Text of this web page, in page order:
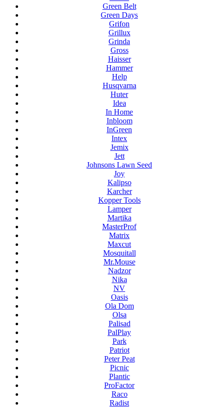
Green Belt
Green Days
Grifon
Grillux
Grinda
Gross
Haisser
Hammer
Help
Husqvarna
Huter
Idea
In Home
Inbloom
InGreen
Intex
Jemix
Jett
Johnsons Lawn Seed
Joy
Kalipso
Karcher
Kopper Tools
Lamper
Martika
MasterProf
Matrix
Maxcut
Mosquitall
Mr.Mouse
Nadzor
Nika
NV
Oasis
Ola Dom
Olsa
Palisad
PalPlay
Park
Patriot
Peter Peat
Picnic
Plantic
ProFactor
Raco
Radist